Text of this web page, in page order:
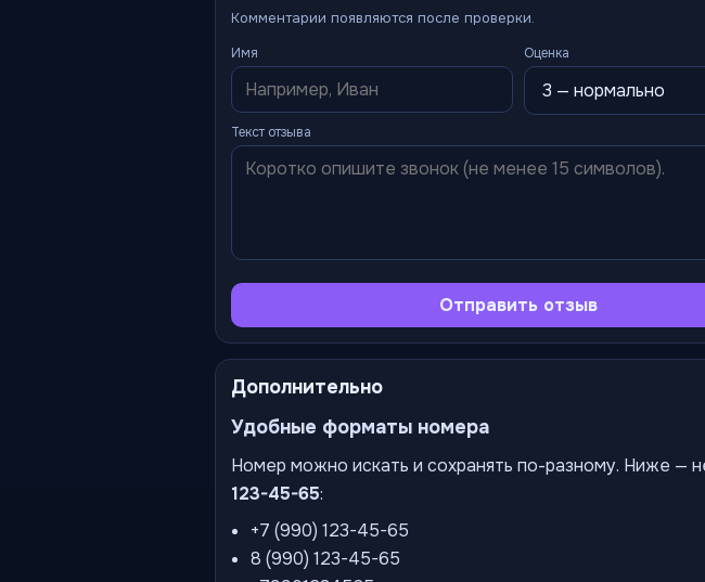
Комментарии появляются после проверки.
Имя Оценка
Текст отзыва
Отправить отзыв
Дополнительно
Удобные форматы номера
Номер можно искать и сохранять по-разному. Ниже —
123-45-65:
+7 (990) 123-45-65
8 (990) 123-45-65